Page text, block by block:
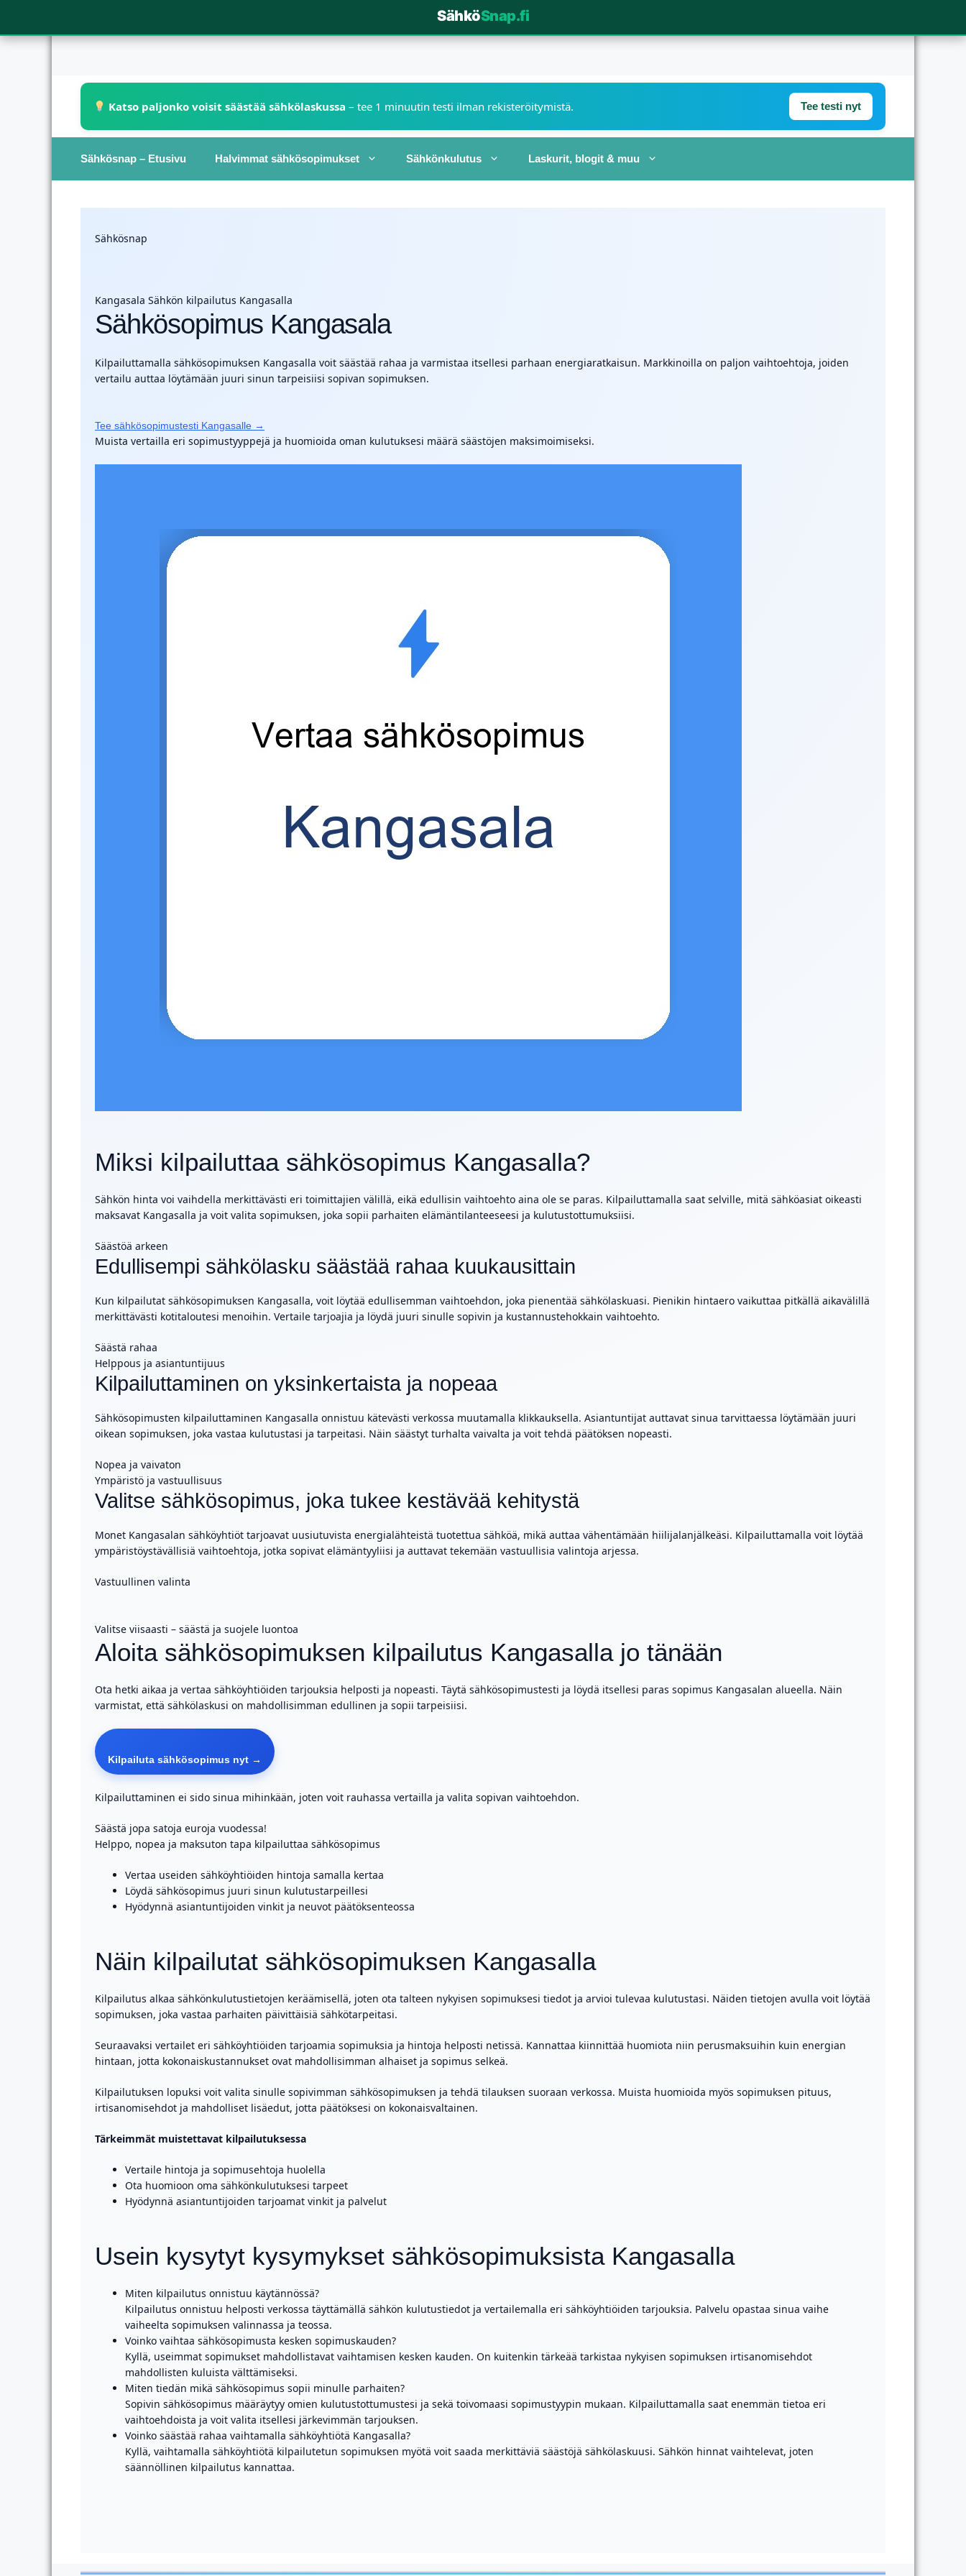
SähköSnap.fi
Katso paljonko voisit säästää sähkölaskussa – tee 1 minuutin testi ilman rekisteröitymistä. Tee testi nyt
Sähkösnap – Etusivu Halvimmat sähkösopimukset Sähkönkulutus Laskurit, blogit & muu
Sähkösnap
Kangasala Sähkön kilpailutus Kangasalla
Sähkösopimus Kangasala
Kilpailuttamalla sähkösopimuksen Kangasalla voit säästää rahaa ja varmistaa itsellesi parhaan energiaratkaisun. Markkinoilla on paljon vaihtoehtoja, joiden
vertailu auttaa löytämään juuri sinun tarpeisiisi sopivan sopimuksen.
Tee sähkösopimustesti Kangasalle →
Muista vertailla eri sopimustyyppejä ja huomioida oman kulutuksesi määrä säästöjen maksimoimiseksi.
Miksi kilpailuttaa sähkösopimus Kangasalla?
Sähkön hinta voi vaihdella merkittävästi eri toimittajien välillä, eikä edullisin vaihtoehto aina ole se paras. Kilpailuttamalla saat selville, mitä sähköasiat oikeasti
maksavat Kangasalla ja voit valita sopimuksen, joka sopii parhaiten elämäntilanteeseesi ja kulutustottumuksiisi.
Säästöä arkeen
Edullisempi sähkölasku säästää rahaa kuukausittain
Kun kilpailutat sähkösopimuksen Kangasalla, voit löytää edullisemman vaihtoehdon, joka pienentää sähkölaskuasi. Pienikin hintaero vaikuttaa pitkällä aikavälillä
merkittävästi kotitaloutesi menoihin. Vertaile tarjoajia ja löydä juuri sinulle sopivin ja kustannustehokkain vaihtoehto.
Säästä rahaa
Helppous ja asiantuntijuus
Kilpailuttaminen on yksinkertaista ja nopeaa
Sähkösopimusten kilpailuttaminen Kangasalla onnistuu kätevästi verkossa muutamalla klikkauksella. Asiantuntijat auttavat sinua tarvittaessa löytämään juuri
oikean sopimuksen, joka vastaa kulutustasi ja tarpeitasi. Näin säästyt turhalta vaivalta ja voit tehdä päätöksen nopeasti.
Nopea ja vaivaton
Ympäristö ja vastuullisuus
Valitse sähkösopimus, joka tukee kestävää kehitystä
Monet Kangasalan sähköyhtiöt tarjoavat uusiutuvista energialähteistä tuotettua sähköä, mikä auttaa vähentämään hiilijalanjälkeäsi. Kilpailuttamalla voit löytää
ympäristöystävällisiä vaihtoehtoja, jotka sopivat elämäntyyliisi ja auttavat tekemään vastuullisia valintoja arjessa.
Vastuullinen valinta
Valitse viisaasti – säästä ja suojele luontoa
Aloita sähkösopimuksen kilpailutus Kangasalla jo tänään
Ota hetki aikaa ja vertaa sähköyhtiöiden tarjouksia helposti ja nopeasti. Täytä sähkösopimustesti ja löydä itsellesi paras sopimus Kangasalan alueella. Näin
varmistat, että sähkölaskusi on mahdollisimman edullinen ja sopii tarpeisiisi.
Kilpailuta sähkösopimus nyt →
Kilpailuttaminen ei sido sinua mihinkään, joten voit rauhassa vertailla ja valita sopivan vaihtoehdon.
Säästä jopa satoja euroja vuodessa!
Helppo, nopea ja maksuton tapa kilpailuttaa sähkösopimus
Vertaa useiden sähköyhtiöiden hintoja samalla kertaa
Löydä sähkösopimus juuri sinun kulutustarpeillesi
Hyödynnä asiantuntijoiden vinkit ja neuvot päätöksenteossa
Näin kilpailutat sähkösopimuksen Kangasalla
Kilpailutus alkaa sähkönkulutustietojen keräämisellä, joten ota talteen nykyisen sopimuksesi tiedot ja arvioi tulevaa kulutustasi. Näiden tietojen avulla voit löytää
sopimuksen, joka vastaa parhaiten päivittäisiä sähkötarpeitasi.
Seuraavaksi vertailet eri sähköyhtiöiden tarjoamia sopimuksia ja hintoja helposti netissä. Kannattaa kiinnittää huomiota niin perusmaksuihin kuin energian
hintaan, jotta kokonaiskustannukset ovat mahdollisimman alhaiset ja sopimus selkeä.
Kilpailutuksen lopuksi voit valita sinulle sopivimman sähkösopimuksen ja tehdä tilauksen suoraan verkossa. Muista huomioida myös sopimuksen pituus,
irtisanomisehdot ja mahdolliset lisäedut, jotta päätöksesi on kokonaisvaltainen.
Tärkeimmät muistettavat kilpailutuksessa
Vertaile hintoja ja sopimusehtoja huolella
Ota huomioon oma sähkönkulutuksesi tarpeet
Hyödynnä asiantuntijoiden tarjoamat vinkit ja palvelut
Usein kysytyt kysymykset sähkösopimuksista Kangasalla
Miten kilpailutus onnistuu käytännössä?
Kilpailutus onnistuu helposti verkossa täyttämällä sähkön kulutustiedot ja vertailemalla eri sähköyhtiöiden tarjouksia. Palvelu opastaa sinua vaihe
vaiheelta sopimuksen valinnassa ja teossa.
Voinko vaihtaa sähkösopimusta kesken sopimuskauden?
Kyllä, useimmat sopimukset mahdollistavat vaihtamisen kesken kauden. On kuitenkin tärkeää tarkistaa nykyisen sopimuksen irtisanomisehdot
mahdollisten kuluista välttämiseksi.
Miten tiedän mikä sähkösopimus sopii minulle parhaiten?
Sopivin sähkösopimus määräytyy omien kulutustottumustesi ja sekä toivomaasi sopimustyypin mukaan. Kilpailuttamalla saat enemmän tietoa eri
vaihtoehdoista ja voit valita itsellesi järkevimmän tarjouksen.
Voinko säästää rahaa vaihtamalla sähköyhtiötä Kangasalla?
Kyllä, vaihtamalla sähköyhtiötä kilpailutetun sopimuksen myötä voit saada merkittäviä säästöjä sähkölaskuusi. Sähkön hinnat vaihtelevat, joten
säännöllinen kilpailutus kannattaa.